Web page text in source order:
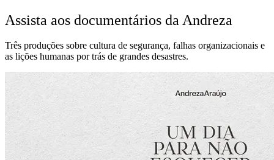
Assista aos documentários da Andreza
Três produções sobre cultura de segurança, falhas organizacionais e
as lições humanas por trás de grandes desastres.